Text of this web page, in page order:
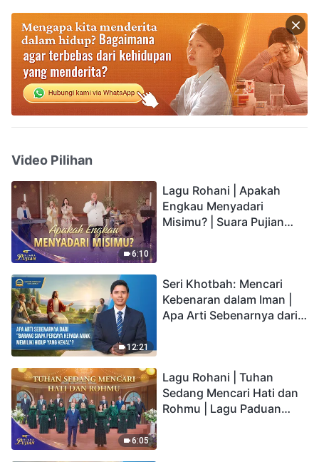
Video Pilihan
6:10
Lagu Rohani | Apakah
Engkau Menyadari
Misimu? | Suara Pujian
12:21
Seri Khotbah: Mencari
Kebenaran dalam Iman |
Apa Arti Sebenarnya dari
6:05
Lagu Rohani | Tuhan
Sedang Mencari Hati dan
Rohmu | Lagu Paduan